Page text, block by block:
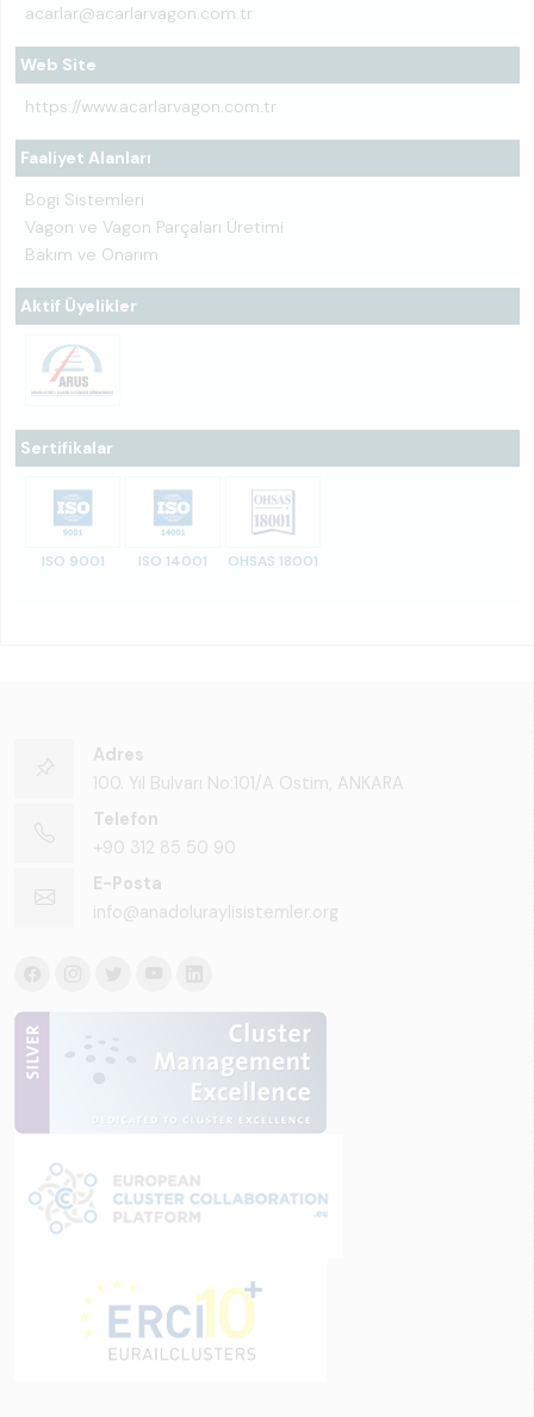
acarlar@acarlarvagon.com.tr
Web Site
https://www.acarlarvagon.com.tr
Faaliyet Alanları
Bogi Sistemleri
Vagon ve Vagon Parçaları Üretimi
Bakım ve Onarım
Aktif Üyelikler
Sertifikalar
ISO 9001 ISO 14001 OHSAS 18001
Adres
100. Yıl Bulvarı No:101/A Ostim, ANKARA
Telefon
+90 312 85 50 90
E-Posta
info@anadoluraylisistemler.org